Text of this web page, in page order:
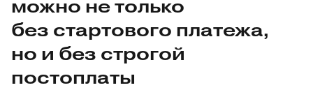
можно не только
без стартового платежа,
но и без строгой
постоплаты